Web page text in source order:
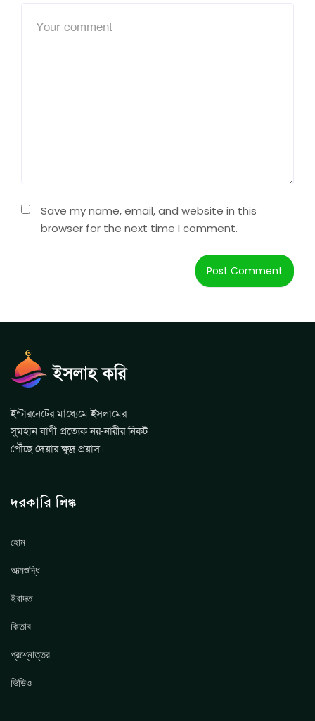
Save my name, email, and website in this
browser for the next time I comment.
ইন্টারনেটের মাধ্যেমে ইসলামের
সুমহান বাণী প্রত্যেক নর-নারীর নিকট
পৌঁছে দেয়ার ক্ষুদ্র প্রয়াস।
দরকারি লিঙ্ক
হোম
আত্মশুদ্ধি
ইবাদত
কিতাব
প্রশ্নোত্তর
ভিডিও